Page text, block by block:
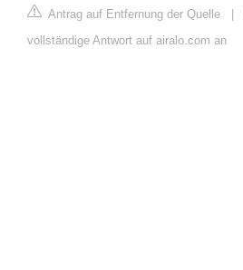
Antrag auf Entfernung der Quelle
vollständige Antwort auf airalo.com an